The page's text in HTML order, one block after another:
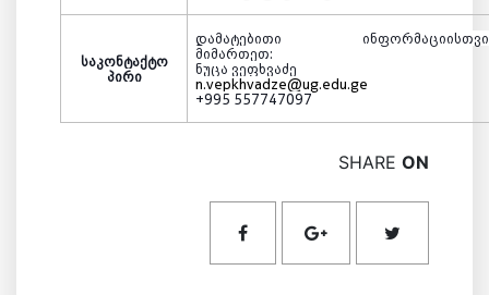
საკონტაქტო
პირი
დამატებითი
მიმართეთ:
ნუცა ვეფხვაძე
n.vepkhvadze@ug.edu.ge
+995 557747097
SHARE ON